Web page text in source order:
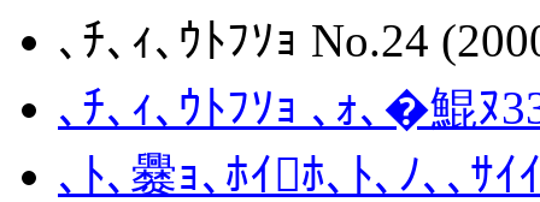
､ﾁ､ｨ､ｳﾄﾌｿｮ No.24
､ﾁ､ｨ､ｳﾄﾌｿｮ ､ｫ､�鯤ﾇ
､ﾄ､爨ｮ､ﾎｲﾎ､ﾄ､ﾉ､､ｻ